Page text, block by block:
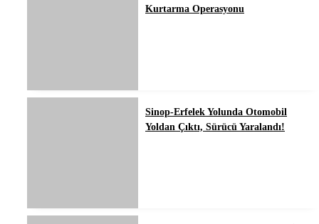
Kurtarma Operasyonu
Sinop-Erfelek Yolunda Otomobil
Yoldan Çıktı, Sürücü Yaralandı!